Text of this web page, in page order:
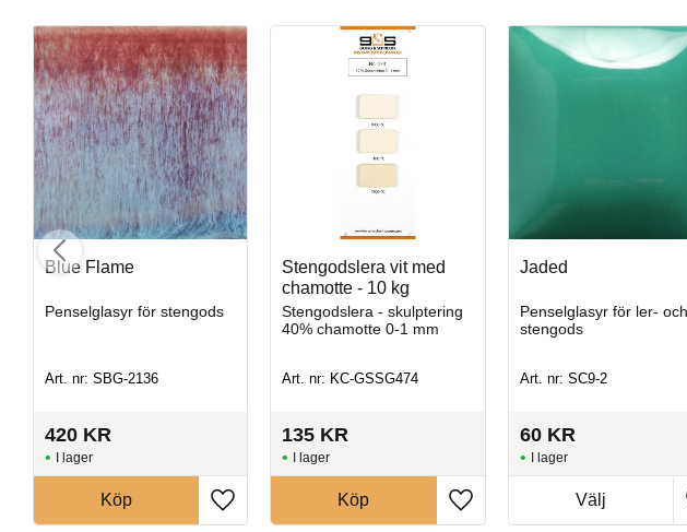
Amaryllis
Penselglasyr för stengods
Art. nr: SW-192
I lager
Blue Flame
Penselglasyr för stengods
Art. nr: SBG-2136
420 KR
I lager
Köp
Stengodslera vit med
chamotte - 10 kg
Stengodslera - skulptering
40% chamotte 0-1 mm
Art. nr: KC-GSSG474
135 KR
I lager
Köp
Jaded
Penselglasyr för ler- och
stengods
Art. nr: SC9-2
60 KR
I lager